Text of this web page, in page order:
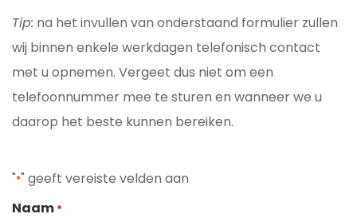
Tip: na het invullen van onderstaand formulier zullen
wij binnen enkele werkdagen telefonisch contact
met u opnemen. Vergeet dus niet om een
telefoonnummer mee te sturen en wanneer we u
daarop het beste kunnen bereiken.
"*" geeft vereiste velden aan
Naam *